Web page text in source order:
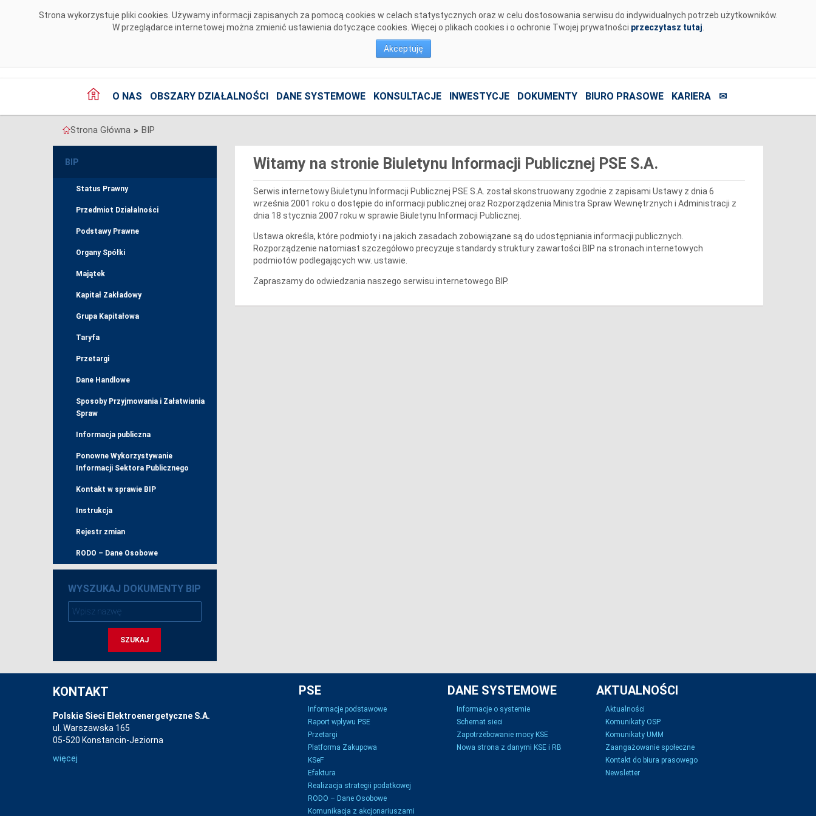
Strona wykorzystuje pliki cookies. Używamy informacji zapisanych za pomocą cookies w celach statystycznych oraz w celu dostosowania serwisu do indywidualnych potrzeb użytkowników.
W przeglądarce internetowej można zmienić ustawienia dotyczące cookies. Więcej o plikach cookies i o ochronie Twojej prywatności przeczytasz tutaj
Akceptuję
O NAS OBSZARY DZIAŁALNOŚCI DANE SYSTEMOWE KONSULTACJE INWESTYCJE DOKUMENTY BIURO PRASOWE KARIERA ✉
Strona Główna > BIP
BIP
Status Prawny
Przedmiot Działalności
Podstawy Prawne
Organy Spółki
Majątek
Kapitał Zakładowy
Grupa Kapitałowa
Taryfa
Przetargi
Dane Handlowe
Sposoby Przyjmowania i Załatwiania
Spraw
Informacja publiczna
Ponowne Wykorzystywanie
Informacji Sektora Publicznego
Kontakt w sprawie BIP
Instrukcja
Rejestr zmian
RODO – Dane Osobowe
WYSZUKAJ DOKUMENTY BIP
SZUKAJ
Witamy na stronie Biuletynu Informacji Publicznej PSE S.A.
Serwis internetowy Biuletynu Informacji Publicznej PSE S.A. został skonstruowany zgodnie z zapisami Ustawy z dnia 6
września 2001 roku o dostępie do informacji publicznej oraz Rozporządzenia Ministra Spraw Wewnętrznych i Administracji z
dnia 18 stycznia 2007 roku w sprawie Biuletynu Informacji Publicznej.
Ustawa określa, które podmioty i na jakich zasadach zobowiązane są do udostępniania informacji publicznych.
Rozporządzenie natomiast szczegółowo precyzuje standardy struktury zawartości BIP na stronach internetowych
podmiotów podlegających ww. ustawie.
Zapraszamy do odwiedzania naszego serwisu internetowego BIP.
KONTAKT
Polskie Sieci Elektroenergetyczne S.A.
ul. Warszawska 165
05-520 Konstancin-Jeziorna
więcej
PSE
Informacje podstawowe
Raport wpływu PSE
Przetargi
Platforma Zakupowa
KSeF
Efaktura
Realizacja strategii podatkowej
RODO – Dane Osobowe
Komunikacja z akcjonariuszami
DANE SYSTEMOWE
Informacje o systemie
Schemat sieci
Zapotrzebowanie mocy KSE
Nowa strona z danymi KSE i RB
AKTUALNOŚCI
Aktualności
Komunikaty OSP
Komunikaty UMM
Zaangażowanie społeczne
Kontakt do biura prasowego
Newsletter